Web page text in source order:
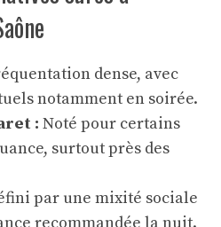
dense, avec
notamment en soirée.
: Noté pour certains
surtout près des
par une mixité sociale